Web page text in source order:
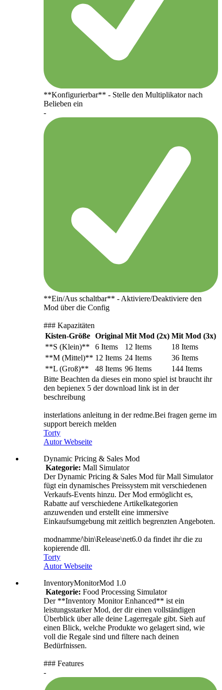
**Konfigurierbar** - Stelle den Multiplikator nach
Belieben ein
-
**Ein/Aus schaltbar** - Aktiviere/Deaktiviere den
Mod über die Config
### Kapazitäten
Kisten-Größe Original Mit Mod (2x) Mit Mod (3x)
**S (Klein)**
6 Items 12 Items
18 Items
**M (Mittel)** 12 Items 24 Items
36 Items
**L (Groß)**
48 Items 96 Items
144 Items
Bitte Beachten da dieses ein mono spiel ist braucht ihr
den bepienex 5 der download link ist in der
beschreibung
insterlations anleitung in der redme.Bei fragen gerne im
support bereich melden
Torty
Autor Webseite
Dynamic Pricing & Sales Mod
Kategorie: Mall Simulator
Der Dynamic Pricing & Sales Mod für Mall Simulator
fügt ein dynamisches Preissystem mit verschiedenen
Verkaufs-Events hinzu. Der Mod ermöglicht es,
Rabatte auf verschiedene Artikelkategorien
anzuwenden und erstellt eine immersive
Einkaufsumgebung mit zeitlich begrenzten Angeboten.
modnamme/\bin\Release\net6.0 da findet ihr die zu
kopierende dll.
Torty
Autor Webseite
InventoryMonitorMod 1.0
Kategorie: Food Processing Simulator
Der **Inventory Monitor Enhanced** ist ein
leistungsstarker Mod, der dir einen vollständigen
Überblick über alle deine Lagerregale gibt. Sieh auf
einen Blick, welche Produkte wo gelagert sind, wie
voll die Regale sind und filtere nach deinen
Bedürfnissen.
### Features
-